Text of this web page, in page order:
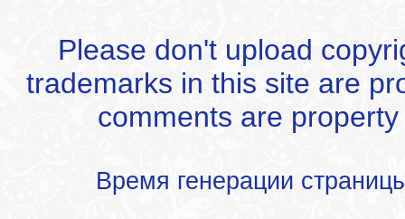
Please don't upload
trademarks in this site are
comments are
Время генерации